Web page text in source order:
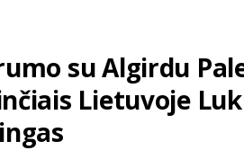
su Algirdu
Lietuvoje